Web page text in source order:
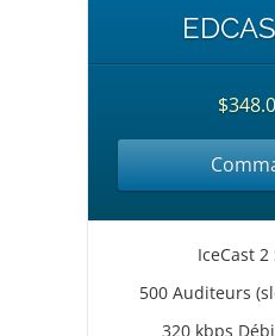
IceCast
500 Auditeurs
320 kbps